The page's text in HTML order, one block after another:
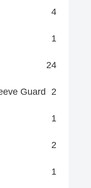
4
1
24
Guard 2
1
2
1